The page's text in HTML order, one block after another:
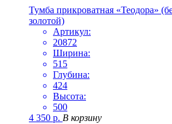
Тумба прикроватная «Теодора»
золотой)
Артикул:
20872
Ширина:
515
Глубина:
424
Высота:
500
4 350 р. В корзину